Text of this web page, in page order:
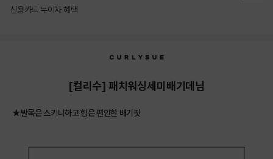
신용카드 무이자 혜택
[컬리수] 패치워싱세미배기데님
★발목은 스키니하고 힙은 편안한 배기핏